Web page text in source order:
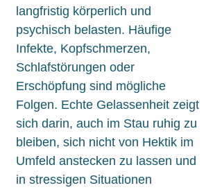
langfristig körperlich und
psychisch belasten. Häufige
Infekte, Kopfschmerzen,
Schlafstörungen oder
Erschöpfung sind mögliche
Folgen. Echte Gelassenheit zeigt
sich darin, auch im Stau ruhig zu
bleiben, sich nicht von Hektik im
Umfeld anstecken zu lassen und
in stressigen Situationen